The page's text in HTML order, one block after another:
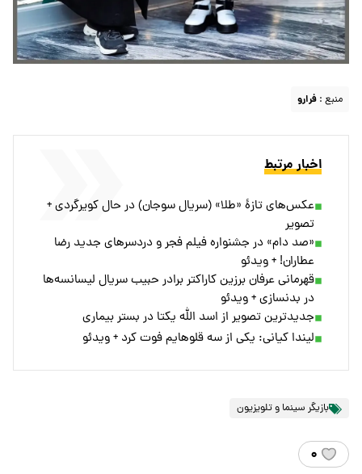
منبع : فرارو
اخبار مرتبط
عکس‌های تازۀ «طلا» (سریال سوجان) در حال کویرگردی +
تصویر
«صد دام» در جشنواره فیلم فجر و دردسر‌های جدید رضا
عطاران! + ویدئو
قهرمانی عرفان برزین کاراکتر برادر حبیب سریال لیسانسه‌ها
در بدنسازی + ویدئو
جدیدترین تصویر از اسد الله یکتا در بستر بیماری
لیندا کیانی: یکی از سه قلوهایم فوت کرد + ویدئو
بازیگر سینما و تلویزیون
۰